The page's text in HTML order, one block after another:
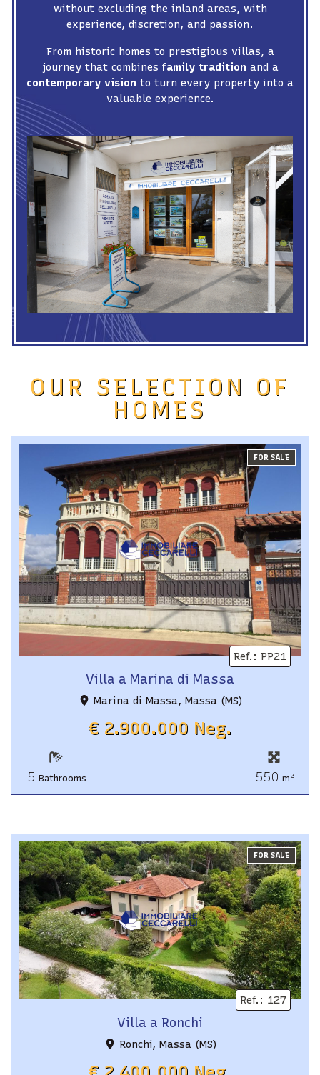
without excluding the inland areas, with
experience, discretion, and passion.
From historic homes to prestigious villas, a
journey that combines family tradition and a
contemporary vision to turn every property into a
valuable experience.
OUR SELECTION OF
HOMES
FOR SALE
Villa a Marina di Massa
Marina di Massa, Massa (MS)
€ 2.900.000 Neg.
5 Bathrooms 550 m2
Ref. : PP21
FOR SALE
Villa a Ronchi
Ronchi, Massa (MS)
Ref. : 127